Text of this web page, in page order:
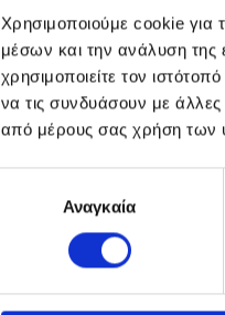
Χρησιμοποιούμε cookie για
μέσων και την ανάλυση της
χρησιμοποιείτε τον
να τις συνδυάσουν με
από μέρους σας χρήση των
Αναγκαία